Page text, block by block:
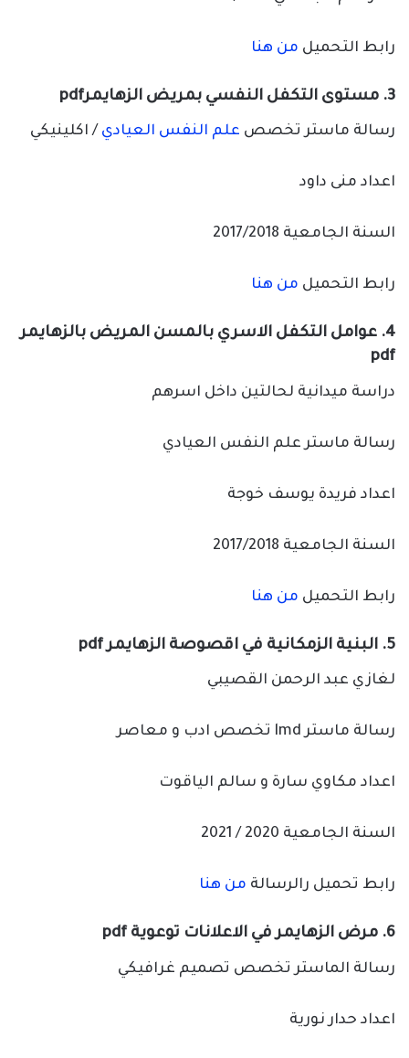
رابط التحميل من هنا
3. مستوى التكفل النفسي بمريض الزهايمرpdf
رسالة ماستر تخصص علم النفس العيادي / اكلينيكي
اعداد منى داود
السنة الجامعية 2017/2018
رابط التحميل من هنا
4. عوامل التكفل الاسري بالمسن المريض بالزهايمر
pdf
دراسة ميدانية لحالتين داخل اسرهم
رسالة ماستر علم النفس العيادي
اعداد فريدة يوسف خوجة
السنة الجامعية 2017/2018
رابط التحميل من هنا
5. البنية الزمكانية في اقصوصة الزهايمر pdf
لغازي عبد الرحمن القصيبي
رسالة ماستر lmd تخصص ادب و معاصر
اعداد مكاوي سارة و سالم الياقوت
السنة الجامعية 2020 / 2021
رابط تحميل رالرسالة من هنا
6. مرض الزهايمر في الاعلانات توعوية pdf
رسالة الماستر تخصص تصميم غرافيكي
اعداد حدار نورية